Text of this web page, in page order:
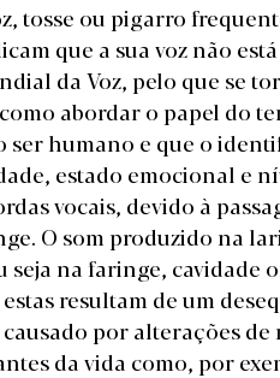
tosse ou pigarro
que a sua voz não
da Voz, pelo que se
abordar o papel do
ser humano e que o
estado emocional e
vocais, devido à
O som produzido na
seja na faringe, cavidade
resultam de um
por alterações
da vida como, por